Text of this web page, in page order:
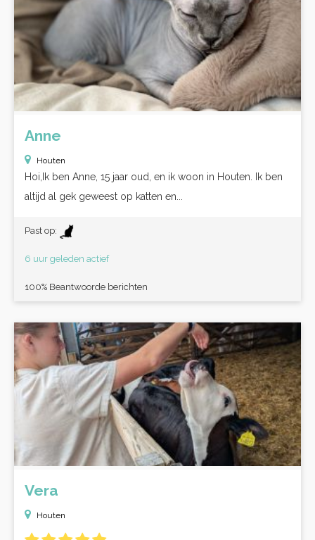
Anne
Houten
Hoi,Ik ben Anne, 15 jaar oud, en ik woon in Houten. Ik ben
altijd al gek geweest op katten en...
Past op:
6 uur geleden actief
100% Beantwoorde berichten
Vera
Houten